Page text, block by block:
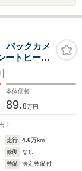
ックカメ
トヒータ
正14イ
本体価格
89.8万円
円
走行 4.6万km
修復
なし
整備
法定整備付